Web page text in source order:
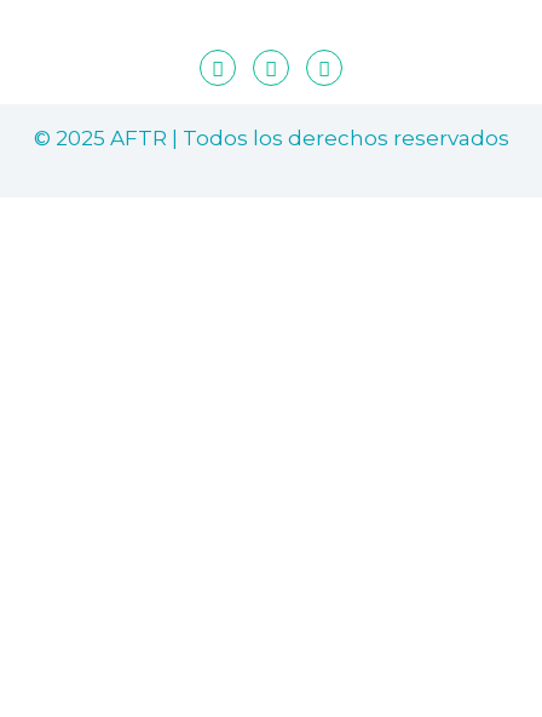
© 2025 AFTR | Todos los derechos reservados